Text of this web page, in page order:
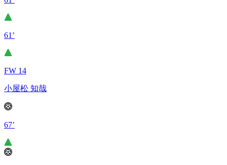
61’
FW 14
小屋松 知哉
67’